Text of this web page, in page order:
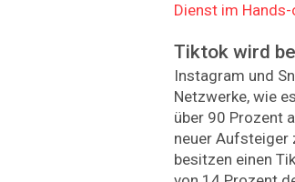
Dienst im
Tiktok wird
Instagram und
Netzwerke, wie
über 90 Prozent
neuer Aufsteiger
besitzen einen